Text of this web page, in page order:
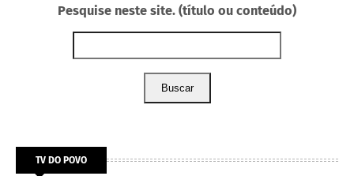
Pesquise neste site. (título ou conteúdo)
Buscar
TV DO POVO